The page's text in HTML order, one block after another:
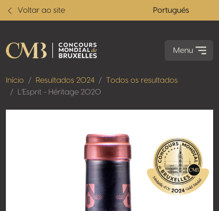
Voltar ao site Portugués
Menu
Início Resultados 2024
Todos os resultados
L'Esprit - Héritage 2020